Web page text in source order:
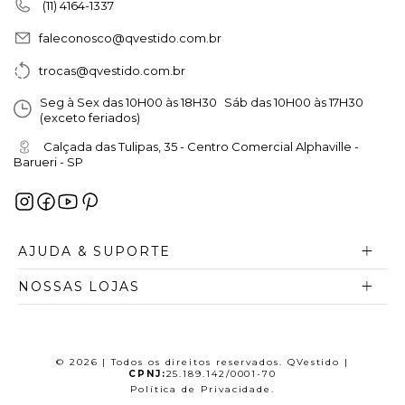
(11) 4164-1337
faleconosco@qvestido.com.br
trocas@qvestido.com.br
Seg à Sex das 10H00 às 18H30 Sáb das 10H00 às 17H30
(exceto feriados)
Calçada das Tulipas, 35 - Centro Comercial Alphaville -
Barueri - SP
AJUDA & SUPORTE
NOSSAS LOJAS
© 2026 | Todos os direitos reservados. QVestido |
CPNJ:25.189.142/0001-70
Política de Privacidade.